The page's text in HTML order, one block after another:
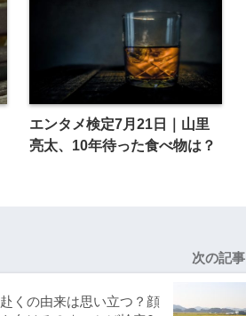
エンタメ検定7月21日｜山里
亮太、10年待った食べ物は？
次の記事
赴くの由来は思い立つ？顔